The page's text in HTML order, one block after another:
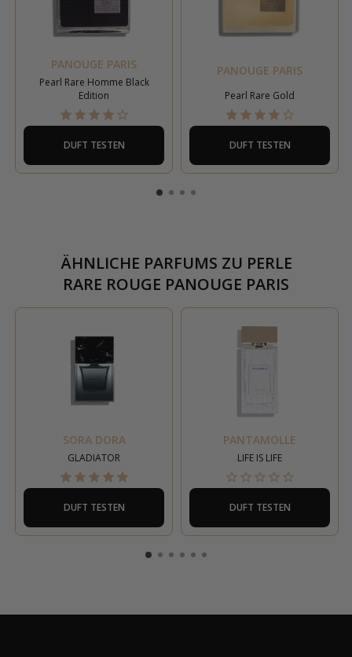
PANOUGE PARIS
Pearl Rare Homme Black
Edition
DUFT TESTEN
PANOUGE PARIS
Pearl Rare Gold
DUFT TESTEN
ÄHNLICHE PARFUMS ZU PERLE
RARE ROUGE PANOUGE PARIS
SORA DORA
GLADIATOR
DUFT TESTEN
PANTAMOLLE
LIFE IS LIFE
DUFT TESTEN